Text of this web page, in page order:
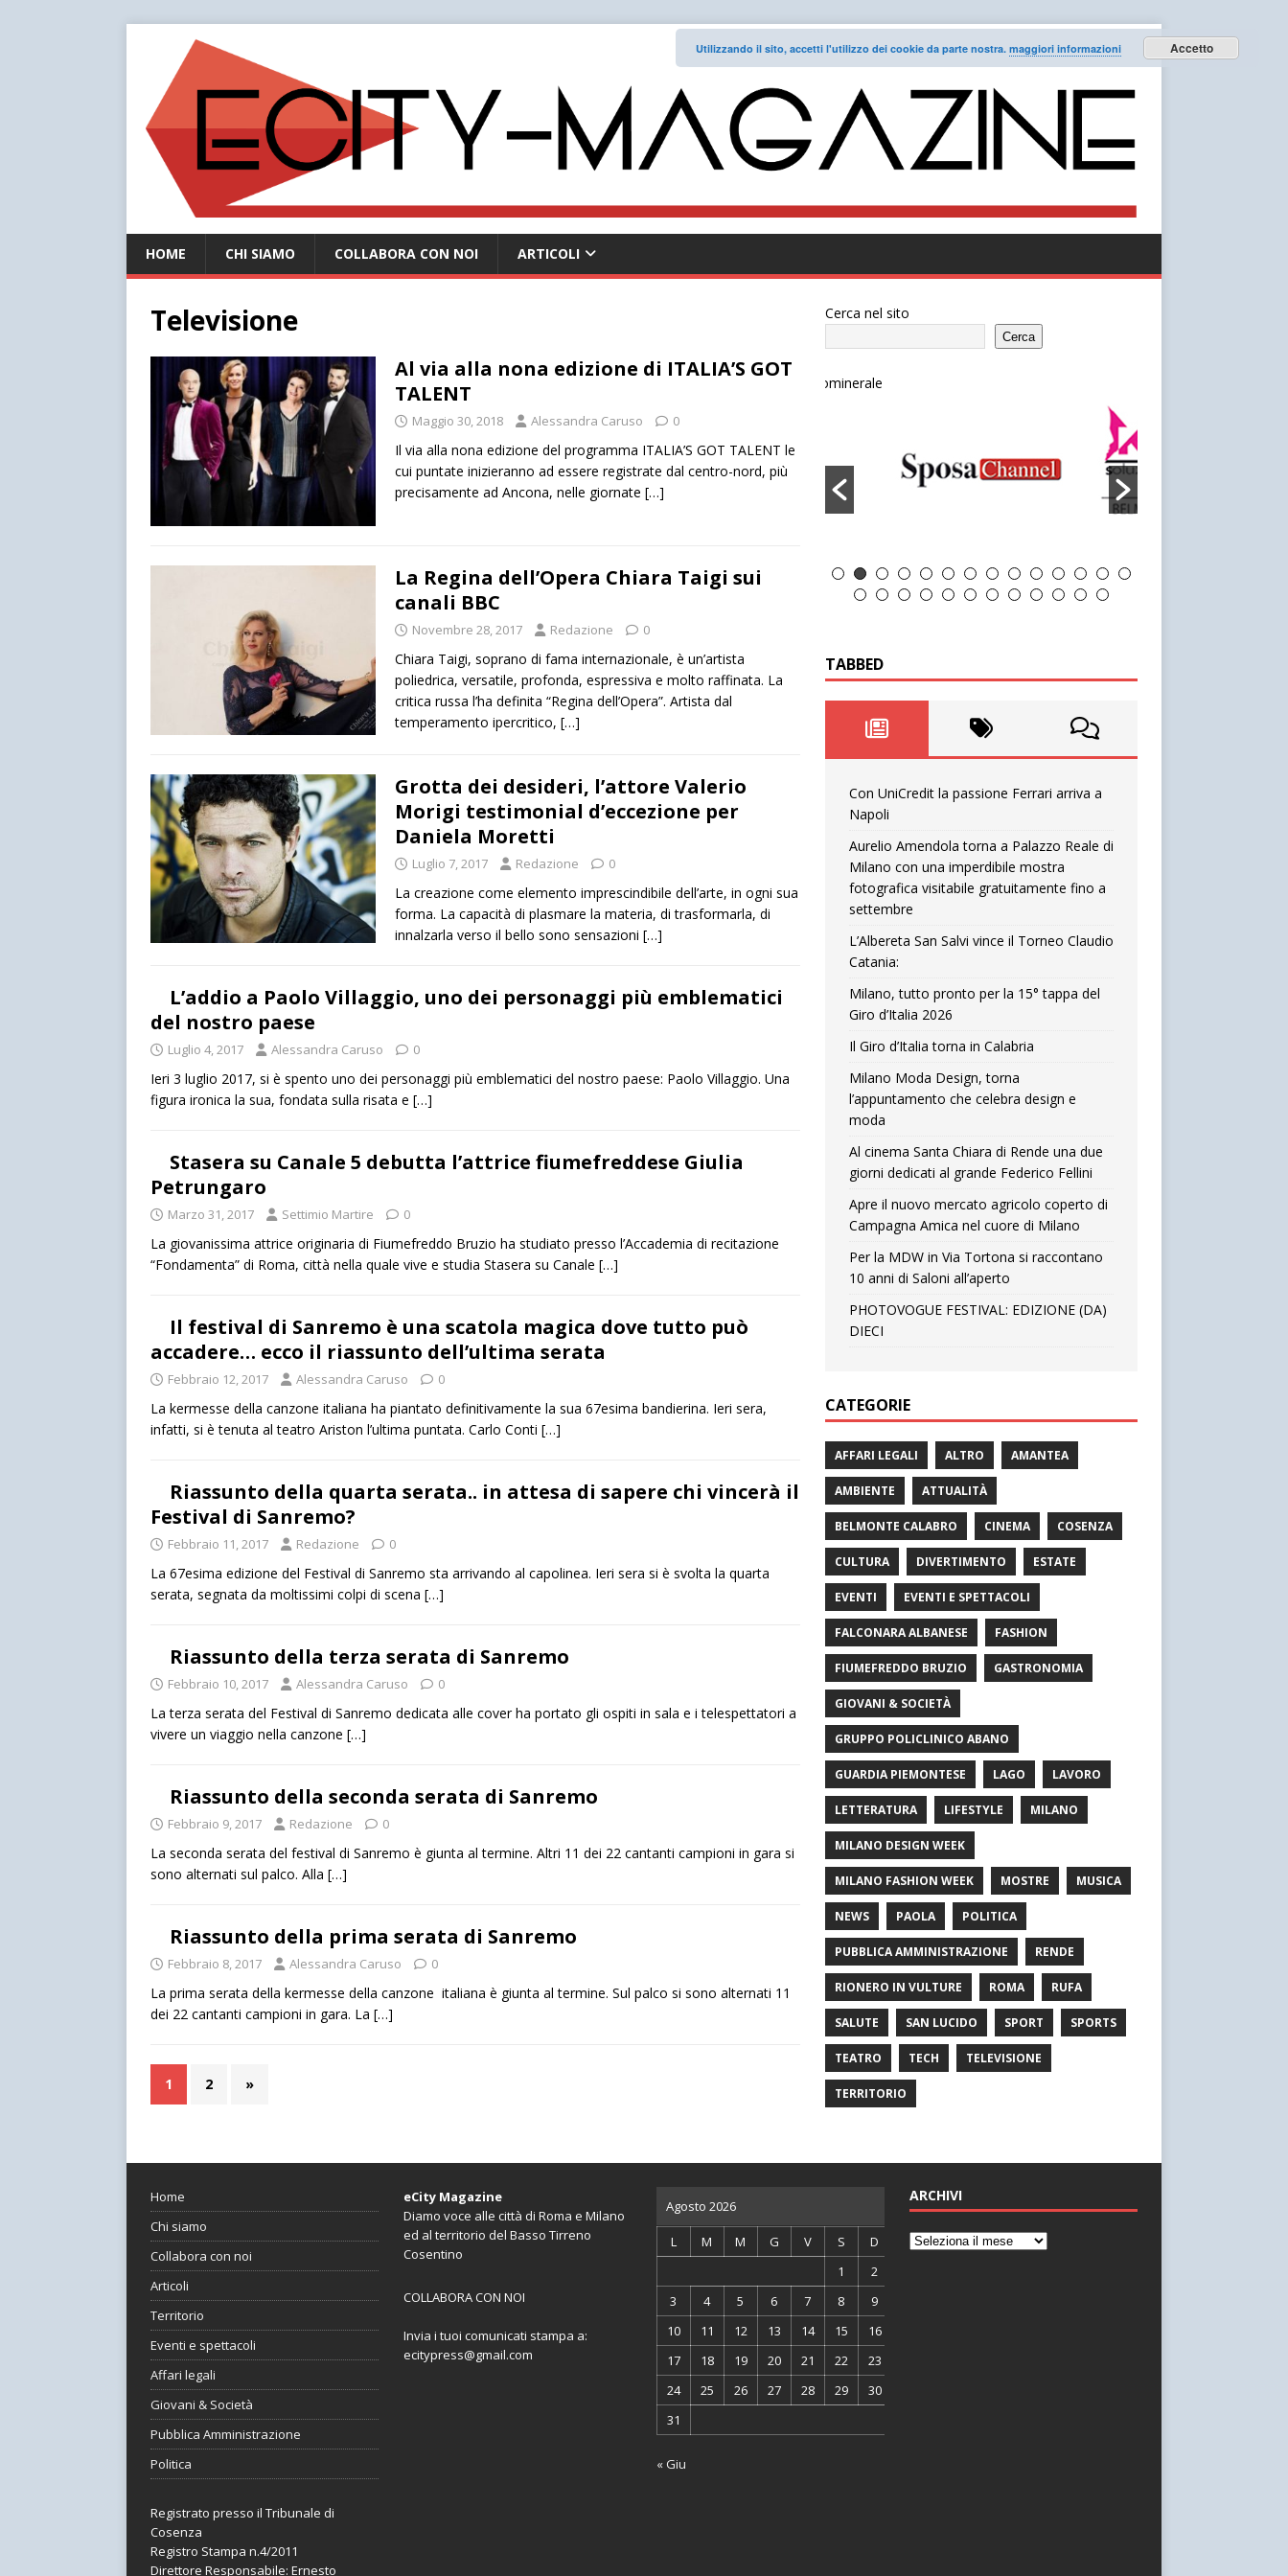
HOME CHI SIAMO COLLABORA CON NOI ARTICOLI
Televisione
Al via alla nona edizione di ITALIA’S GOT
TALENT
Maggio 30, 2018 Alessandra Caruso 0
Il via alla nona edizione del programma ITALIA’S GOT TALENT le
cui puntate inizieranno ad essere registrate dal centro-nord, più
precisamente ad Ancona, nelle giornate […]
La Regina dell’Opera Chiara Taigi sui
canali BBC
Novembre 28, 2017 Redazione 0
Chiara Taigi, soprano di fama internazionale, è un’artista
poliedrica, versatile, profonda, espressiva e molto raffinata. La
critica russa l’ha definita “Regina dell’Opera”. Artista dal
temperamento ipercritico, […]
Grotta dei desideri, l’attore Valerio
Morigi testimonial d’eccezione per
Daniela Moretti
Luglio 7, 2017 Redazione 0
La creazione come elemento imprescindibile dell’arte, in ogni sua
forma. La capacità di plasmare la materia, di trasformarla, di
innalzarla verso il bello sono sensazioni […]
L’addio a Paolo Villaggio, uno dei personaggi più emblematici
del nostro paese
Luglio 4, 2017 Alessandra Caruso 0
Ieri 3 luglio 2017, si è spento uno dei personaggi più emblematici del nostro paese: Paolo Villaggio. Una
figura ironica la sua, fondata sulla risata e […]
Stasera su Canale 5 debutta l’attrice fiumefreddese Giulia
Petrungaro
Marzo 31, 2017 Settimio Martire 0
La giovanissima attrice originaria di Fiumefreddo Bruzio ha studiato presso l’Accademia di recitazione
“Fondamenta” di Roma, città nella quale vive e studia Stasera su Canale […]
Il festival di Sanremo è una scatola magica dove tutto può
accadere… ecco il riassunto dell’ultima serata
Febbraio 12, 2017 Alessandra Caruso 0
La kermesse della canzone italiana ha piantato definitivamente la sua 67esima bandierina. Ieri sera,
infatti, si è tenuta al teatro Ariston l’ultima puntata. Carlo Conti […]
Riassunto della quarta serata.. in attesa di sapere chi vincerà il
Festival di Sanremo?
Febbraio 11, 2017 Redazione 0
La 67esima edizione del Festival di Sanremo sta arrivando al capolinea. Ieri sera si è svolta la quarta
serata, segnata da moltissimi colpi di scena […]
Riassunto della terza serata di Sanremo
Febbraio 10, 2017 Alessandra Caruso 0
La terza serata del Festival di Sanremo dedicata alle cover ha portato gli ospiti in sala e i telespettatori a
vivere un viaggio nella canzone […]
Riassunto della seconda serata di Sanremo
Febbraio 9, 2017 Redazione 0
La seconda serata del festival di Sanremo è giunta al termine. Altri 11 dei 22 cantanti campioni in gara si
sono alternati sul palco. Alla […]
Riassunto della prima serata di Sanremo
Febbraio 8, 2017 Alessandra Caruso 0
La prima serata della kermesse della canzone italiana è giunta al termine. Sul palco si sono alternati 11
dei 22 cantanti campioni in gara. La […]
1 2 »
Cerca nel sito
Cerca
TABBED
Con UniCredit la passione Ferrari arriva a
Napoli
Aurelio Amendola torna a Palazzo Reale di
Milano con una imperdibile mostra
fotografica visitabile gratuitamente fino a
settembre
L’Albereta San Salvi vince il Torneo Claudio
Catania:
Milano, tutto pronto per la 15° tappa del
Giro d’Italia 2026
Il Giro d’Italia torna in Calabria
Milano Moda Design, torna
l’appuntamento che celebra design e
moda
Al cinema Santa Chiara di Rende una due
giorni dedicati al grande Federico Fellini
Apre il nuovo mercato agricolo coperto di
Campagna Amica nel cuore di Milano
Per la MDW in Via Tortona si raccontano
10 anni di Saloni all’aperto
PHOTOVOGUE FESTIVAL: EDIZIONE (DA)
DIECI
CATEGORIE
AFFARI LEGALI ALTRO AMANTEA
AMBIENTE ATTUALITÀ
BELMONTE CALABRO CINEMA COSENZA
CULTURA DIVERTIMENTO ESTATE
EVENTI EVENTI E SPETTACOLI
FALCONARA ALBANESE FASHION
FIUMEFREDDO BRUZIO GASTRONOMIA
GIOVANI & SOCIETÀ
GRUPPO POLICLINICO ABANO
GUARDIA PIEMONTESE LAGO LAVORO
LETTERATURA LIFESTYLE MILANO
MILANO DESIGN WEEK
MILANO FASHION WEEK MOSTRE MUSICA
NEWS PAOLA POLITICA
PUBBLICA AMMINISTRAZIONE RENDE
RIONERO IN VULTURE ROMA RUFA
SALUTE SAN LUCIDO SPORT SPORTS
TEATRO TECH TELEVISIONE
TERRITORIO
Home
Chi siamo
Collabora con noi
Articoli
Territorio
Eventi e spettacoli
Affari legali
Giovani & Società
Pubblica Amministrazione
Politica
Registrato presso il Tribunale di
Cosenza
Registro Stampa n.4/2011
Direttore Responsabile: Ernesto
eCity Magazine
Diamo voce alle città di Roma e Milano
ed al territorio del Basso Tirreno
Cosentino
COLLABORA CON NOI
Invia i tuoi comunicati stampa a:
ecitypress@gmail.com
Agosto 2026
L M M G V S
D
1
2
3
4 5 6 7 8
9
10
11 12 13 14 15
16
17
18 19 20 21 22
23
24
25 26 27 28 29
30
31
« Giu
ARCHIVI
Utilizzando il sito, accetti l'utilizzo dei cookie da parte nostra. maggiori informazioni Accetto